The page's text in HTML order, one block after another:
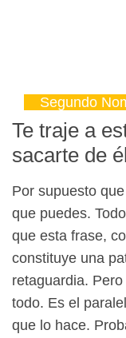
Segundo
Te traje a
sacarte de
Por supuesto
que puedes.
que esta frase,
constituye una
retaguardia. Pero
todo. Es el
que lo hace.